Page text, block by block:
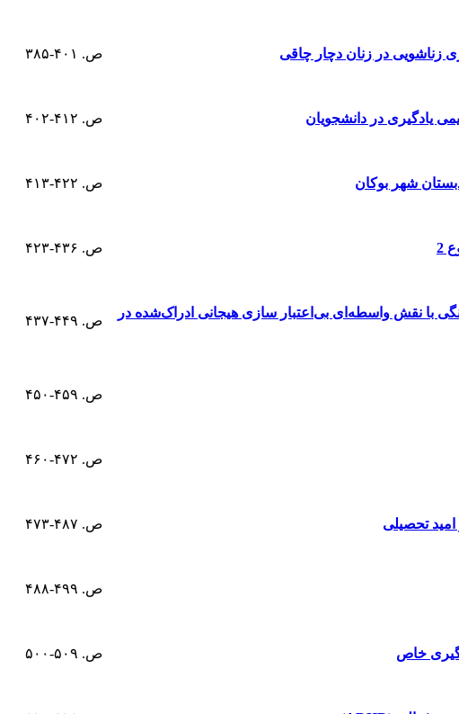
زناشویی در زنان دچار چاقی
ص. ۴۰۱-۳۸۵
یادگیری در دانشجویان
ص. ۴۱۲-۴۰۲
شهر بوکان
ص. ۴۲۲-۴۱۳
2
ص. ۴۳۶-۴۲۳
با نقش واسطه‌ای بی‌اعتبار سازی هیجانی ادراک‌شده در
ص. ۴۴۹-۴۳۷
ص. ۴۵۹-۴۵۰
ص. ۴۷۲-۴۶۰
تحصیلی
ص. ۴۸۷-۴۷۳
ص. ۴۹۹-۴۸۸
خاص
ص. ۵۰۹-۵۰۰